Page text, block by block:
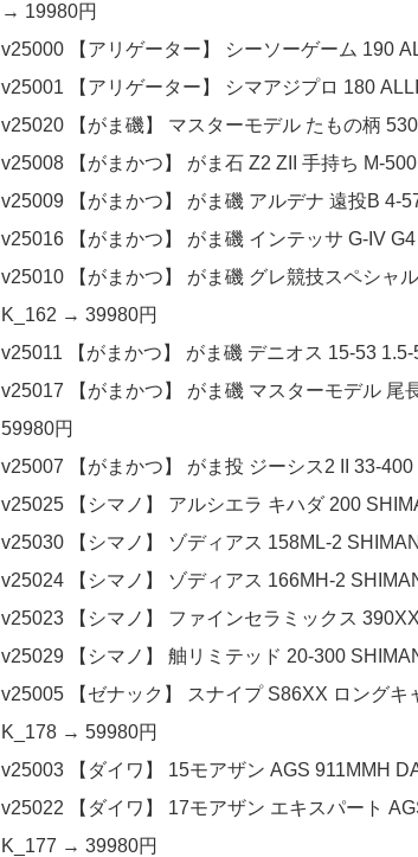
→ 19980円
v25000 【アリゲーター】 シーソーゲーム 190
v25001 【アリゲーター】 シマアジプロ 180
v25020 【がま磯】 マスターモデル たもの柄
v25008 【がまかつ】 がま石 Z2 ZII 手持ち M-
v25009 【がまかつ】 がま磯 アルデナ 遠投B 4-
v25016 【がまかつ】 がま磯 インテッサ G-IV
v25010 【がまかつ】 がま磯 グレ競技スペシャ
K_162 → 39980円
v25011 【がまかつ】 がま磯 デニオス 15-53
v25017 【がまかつ】 がま磯 マスターモデル
59980円
v25007 【がまかつ】 がま投 ジーシス2 II 33-
v25025 【シマノ】 アルシエラ キハダ 200
v25030 【シマノ】 ゾディアス 158ML-2
v25024 【シマノ】 ゾディアス 166MH-2
v25023 【シマノ】 ファインセラミックス
v25029 【シマノ】 舳リミテッド 20-300
v25005 【ゼナック】 スナイプ S86XX ロング
K_178 → 59980円
v25003 【ダイワ】 15モアザン AGS 911MMH
v25022 【ダイワ】 17モアザン エキスパート
K_177 → 39980円